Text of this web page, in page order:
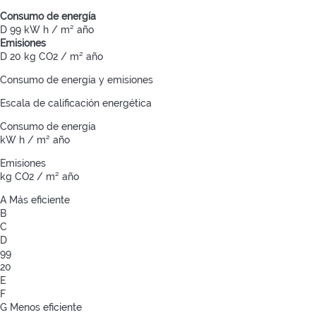
Consumo de energía
D 99 kW h / m² año
Emisiones
D 20 kg CO2 / m² año
Consumo de energía y emisiones
Escala de calificación energética
Consumo de energía
kW h / m² año
Emisiones
kg CO2 / m² año
A Más eficiente
B
C
D
99
20
E
F
G Menos eficiente